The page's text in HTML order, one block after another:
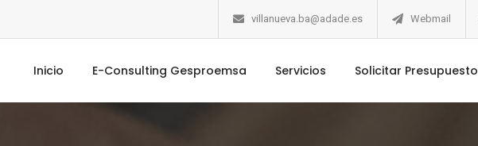
villanueva.ba@adade.es Webmail
Inicio E-Consulting Gesproemsa Servicios Solicitar Presupuesto